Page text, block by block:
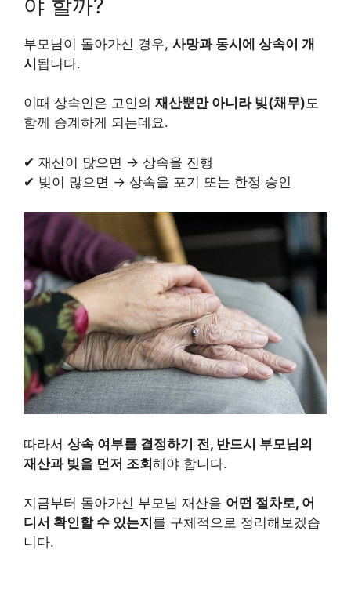
야 할까?
부모님이 돌아가신 경우, 사망과 동시에 상속이 개
시됩니다.
이때 상속인은 고인의 재산뿐만 아니라 빚(채무)도
함께 승계하게 되는데요.
✔ 재산이 많으면 → 상속을 진행
✔ 빚이 많으면 → 상속을 포기 또는 한정 승인
따라서 상속 여부를 결정하기 전, 반드시 부모님의
재산과 빚을 먼저 조회해야 합니다.
지금부터 돌아가신 부모님 재산을 어떤 절차로, 어
디서 확인할 수 있는지 를 구체적으로 정리해보겠습
니다.